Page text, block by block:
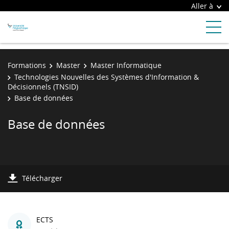
Aller à
Formations Master
Master Informatique
Technologies Nouvelles des Systèmes d'Information &
Décisionnels (TNSID)
Base de données
Base de données
Télécharger
ECTS